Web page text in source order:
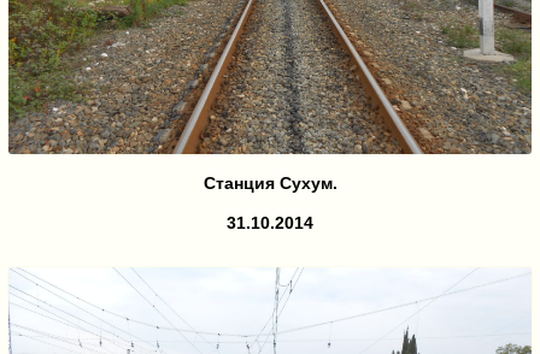
Станция Сухум.
31.10.2014